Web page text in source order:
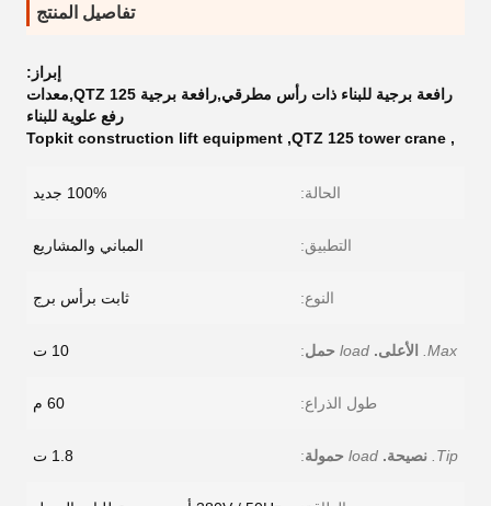
تفاصيل المنتج
إبراز:
رافعة برجية للبناء ذات رأس مطرقي,رافعة برجية QTZ 125,معدات
رفع علوية للبناء
,
QTZ 125 tower crane
,
Topkit construction lift equipment
الحالة: 100% جديد
التطبيق: المباني والمشاريع
النوع: ثابت برأس برج
Max. الأعلى. load حمل: 10 ت
طول الذراع: 60 م
Tip. نصيحة. load حمولة: 1.8 ت